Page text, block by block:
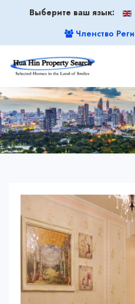
Выберите ваш язык:
Членство